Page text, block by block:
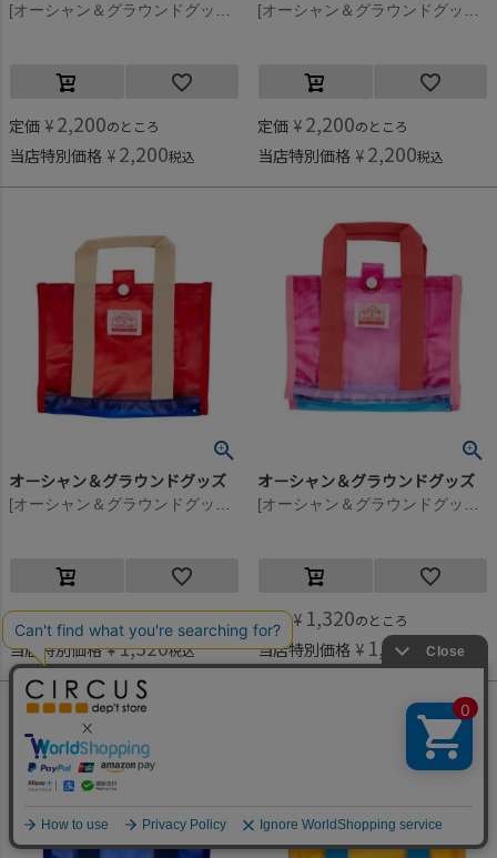
定価 ¥ 2,200のところ
当店特別価格 ¥ 2,200税込
定価 ¥ 2,200のところ
当店特別価格 ¥ 2,200税込
オーシャン＆グラウンドグッズ
定価 ¥ 1,320
当店特別価格 ¥1,320税込
オーシャン＆グラウンドグッズ
定価 ¥ 1,320のところ
当店特別価格 ¥ 1,320 税込
何かお探しですか？